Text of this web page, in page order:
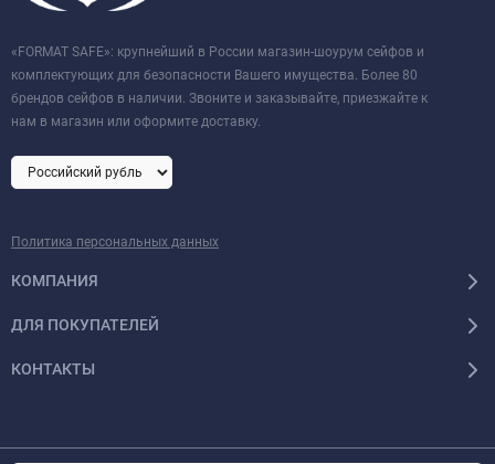
«FORMAT SAFE»: крупнейший в России магазин-шоурум сейфов и
комплектующих для безопасности Вашего имущества. Более 80
брендов сейфов в наличии. Звоните и заказывайте, приезжайте к
нам в магазин или оформите доставку.
Политика персональных данных
КОМПАНИЯ
ДЛЯ ПОКУПАТЕЛЕЙ
КОНТАКТЫ